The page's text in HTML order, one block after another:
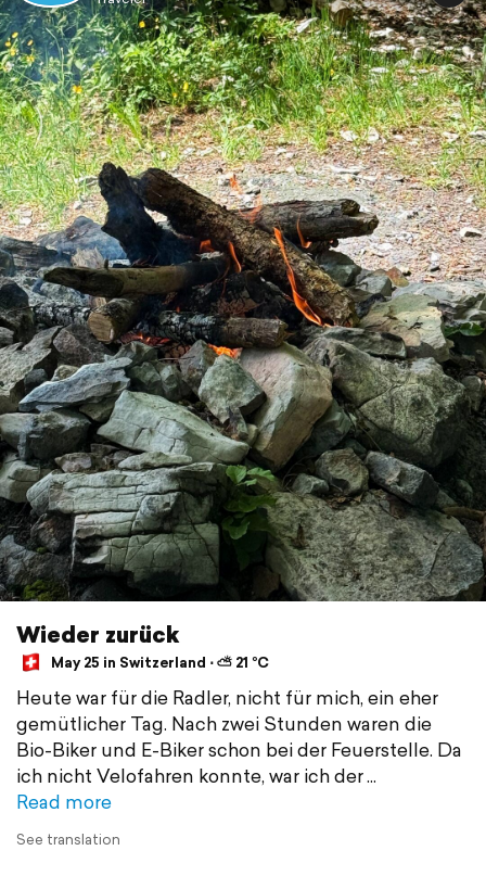
Wieder zurück
May 25 in Switzerland ⋅ ⛅ 21 °C
Heute war für die Radler, nicht für mich, ein eher
gemütlicher Tag. Nach zwei Stunden waren die
Bio-Biker und E-Biker schon bei der Feuerstelle. Da
ich nicht Velofahren konnte, war ich der
Read more
See translation